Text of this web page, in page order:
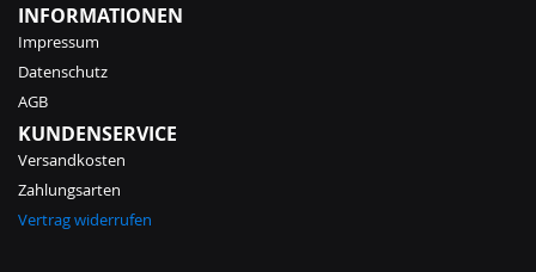
INFORMATIONEN
Impressum
Datenschutz
AGB
KUNDENSERVICE
Versandkosten
Zahlungsarten
Vertrag widerrufen